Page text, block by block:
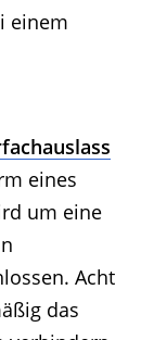
einem
eines
um eine
Acht
das